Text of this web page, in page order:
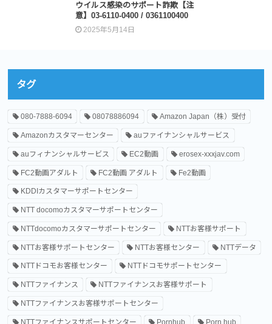
ウイルス感染のサポート詐欺【注
意】03-6110-0400 / 0361100400
2025年5月14日
タグ
080-7888-6094 08078886094 Amazon Japan（株）受付
Amazonカスタマーセンター auファイナンシャルサービス
auフィナンシャルサービス EC2動画 erosex-xxxjav.com
FC2動画アダルト FC2動画 アダルト Fe2動画
KDDIカスタマーサポートセンター
NTT docomoカスタマーサポートセンター
NTTdocomoカスタマーサポートセンター NTTお客様サポート
NTTお客様サポートセンター NTTお客様センター NTTデータ
NTTドコモお客様センター NTTドコモサポートセンター
NTTファイナンス NTTファイナンスお客様サポート
NTTファイナンスお客様サポートセンター
NTTファイナンスサポートセンター Pornhub Porn hub